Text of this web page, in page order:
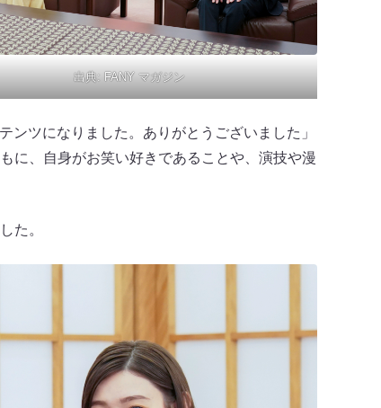
出典:FANY マガジン
ツになりました。ありがとうございました」
に、自身がお笑い好きであることや、演技や漫
た。